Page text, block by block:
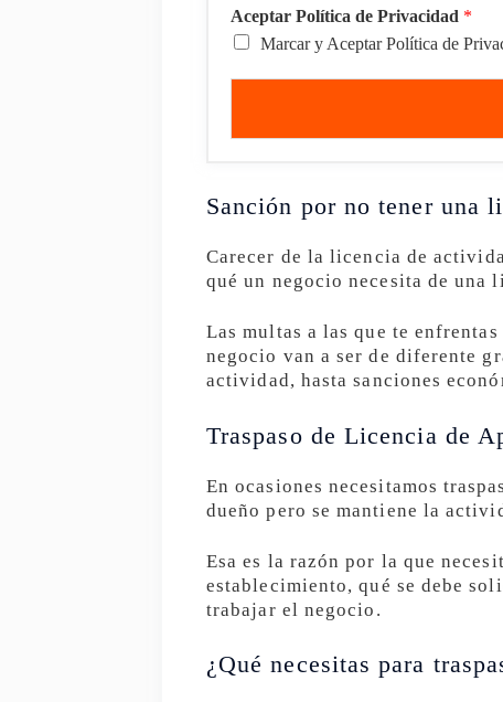
Aceptar Política de Privacidad *
Marcar y Aceptar Política de
Sanción por no tener una
Carecer de la licencia de
qué un negocio necesita de una
Las multas a las que te
negocio van a ser de diferente
actividad, hasta sanciones
Traspaso de Licencia de
En ocasiones necesitamos
dueño pero se mantiene la
Esa es la razón por la que
establecimiento, qué se debe
trabajar el negocio.
¿Qué necesitas para